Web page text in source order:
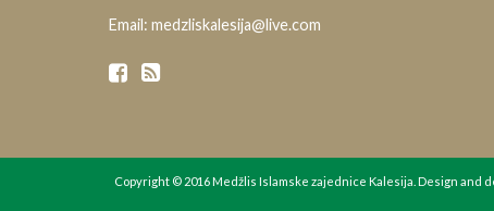
Email: medzliskalesija@live.com
Copyright © 2016 Medžlis Islamske zajednice Kalesija. Design and